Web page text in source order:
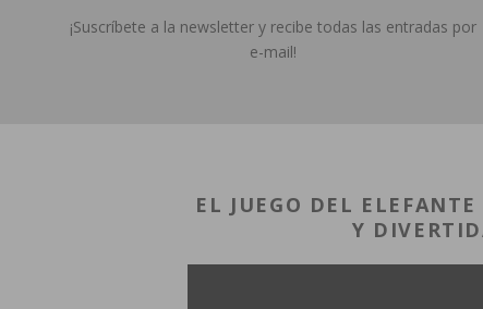
¡Suscríbete a la newsletter y recibe todas las entradas por
e-mail!
EL JUEGO DEL
Y